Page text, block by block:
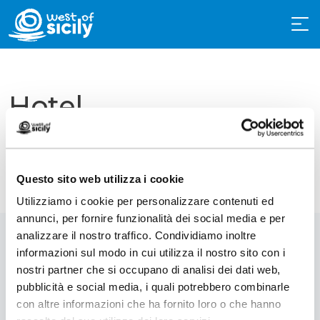
Questo sito web utilizza i cookie
Utilizziamo i cookie per personalizzare contenuti ed
annunci, per fornire funzionalità dei social media e per
analizzare il nostro traffico. Condividiamo inoltre
informazioni sul modo in cui utilizza il nostro sito con i
nostri partner che si occupano di analisi dei dati web,
pubblicità e social media, i quali potrebbero combinarle
con altre informazioni che ha fornito loro o che hanno
Hotel